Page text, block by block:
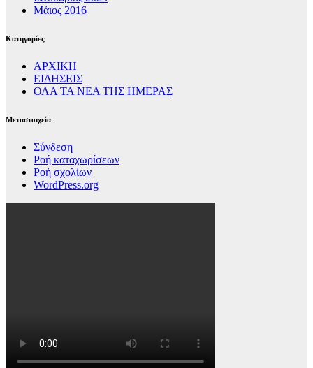
Μάιος 2016
Kατηγορίες
ΑΡΧΙΚΗ
ΕΙΔΗΣΕΙΣ
ΟΛΑ ΤΑ ΝΕΑ ΤΗΣ ΗΜΕΡΑΣ
Μεταστοιχεία
Σύνδεση
Ροή καταχωρίσεων
Ροή σχολίων
WordPress.org